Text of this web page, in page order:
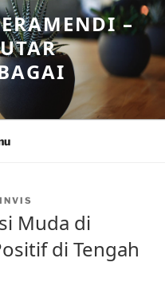
–
Muda di
di Tengah